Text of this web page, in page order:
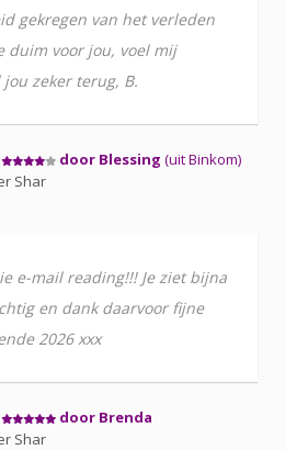
gekregen van het verleden
duim voor jou, voel mij
zeker terug, B.
door Blessing (uit Binkom)
Shar
e-mail reading!!! Je ziet bijna
en dank daarvoor fijne
2026 xxx
door Brenda
Shar